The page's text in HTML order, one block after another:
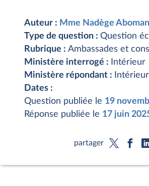
Auteur : Mme Nadège
Type de question : Question
Rubrique : Ambassades et
Ministère interrogé :
Intérieur
Ministère répondant :
Intérieur
Dates :
Question publiée le 19
Réponse publiée le 17 juin
partager